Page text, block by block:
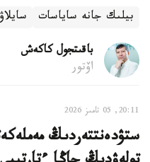
بيلىك جانە ساياسات سايلاۋ
باقىتجول كاكەش
اۆتور
20:11, 05 تامىز 2026
ستۋدەنتتەردىڭ